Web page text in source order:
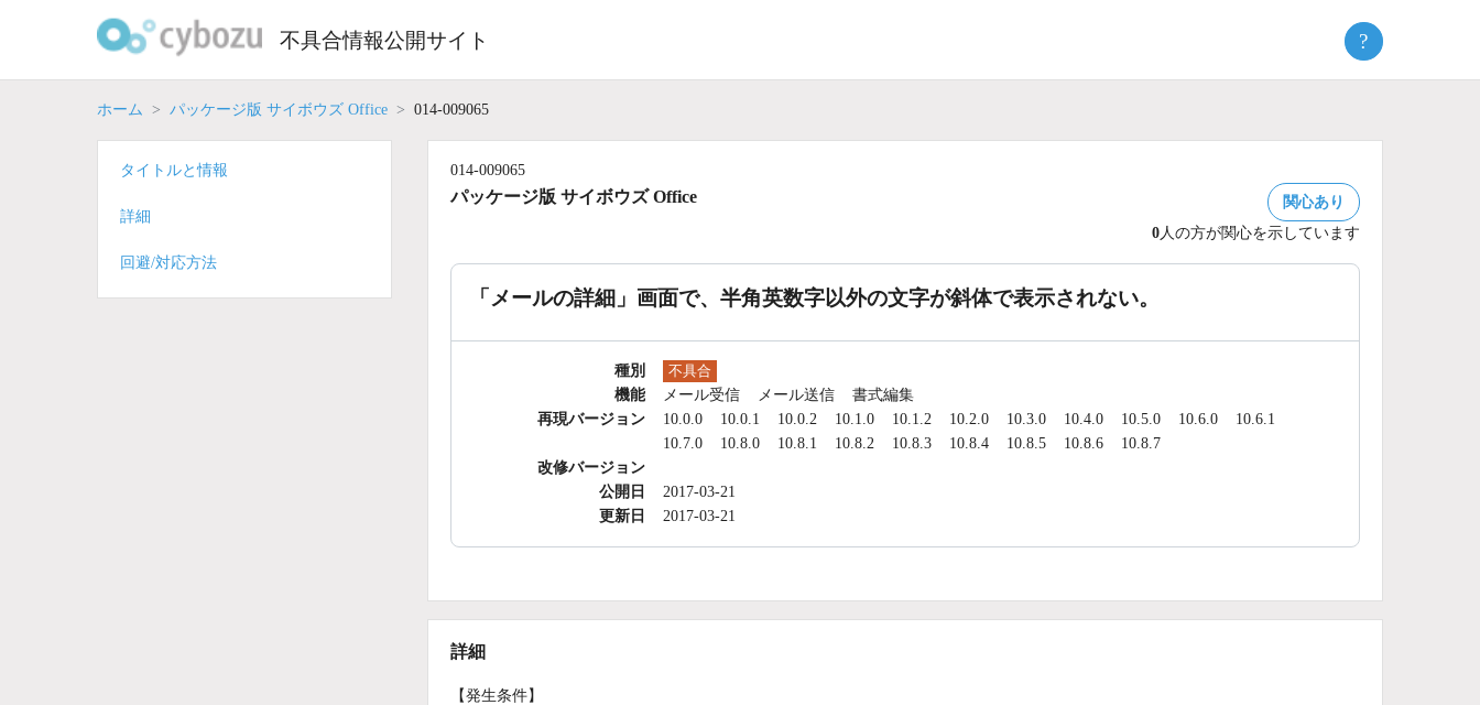
不具合情報公開サイト ?
ホーム パッケージ版 サイボウズ Office 014-009065
014-009065
パッケージ版 サイボウズ Office
関心あり
0人の方が関心を示しています
「メールの詳細」画面で、半角英数字以外の文字が斜体で表示されない。
種別 不具合
機能 メール受信 メール送信
書式編集
再現バージョン
10.0.0 10.0.1 10.0.2 10.1.0 10.1.2 10.2.0 10.3.0 10.4.0 10.5.0 10.6.0
10.6.1
10.7.0
10.8.0 10.8.1 10.8.2 10.8.3 10.8.4 10.8.5 10.8.6
10.8.7
改修バージョン
公開日
2017-03-21
更新日
2017-03-21
詳細
【発生条件】
タイトルと情報
詳細
回避/対応方法